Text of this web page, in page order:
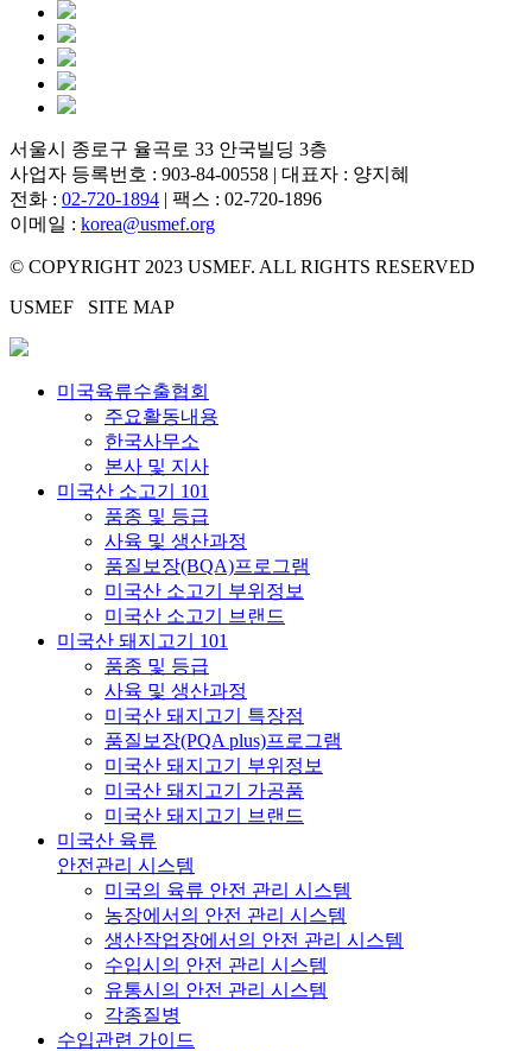
서울시 종로구 율곡로 33 안국빌딩 3층
사업자 등록번호 : 903-84-00558 | 대표자 : 양지혜
전화 : 02-720-1894 | 팩스 : 02-720-1896
이메일 : korea@usmef.org
© COPYRIGHT 2023 USMEF. ALL RIGHTS RESERVED
USMEF SITE MAP
미국육류수출협회
주요활동내용
한국사무소
본사 및 지사
미국산 소고기 101
품종 및 등급
사육 및 생산과정
품질보장(BQA)프로그램
미국산 소고기 부위정보
미국산 소고기 브랜드
미국산 돼지고기 101
품종 및 등급
사육 및 생산과정
미국산 돼지고기 특장점
품질보장(PQA plus)프로그램
미국산 돼지고기 부위정보
미국산 돼지고기 가공품
미국산 돼지고기 브랜드
미국산 육류
안전관리 시스템
미국의 육류 안전 관리 시스템
농장에서의 안전 관리 시스템
생산작업장에서의 안전 관리 시스템
수입시의 안전 관리 시스템
유통시의 안전 관리 시스템
각종질병
수입관련 가이드